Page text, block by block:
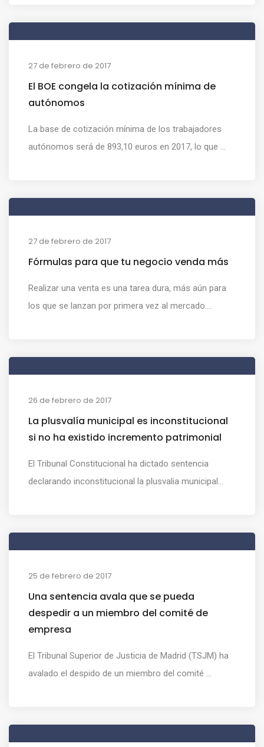
27 de febrero de 2017
El BOE congela la cotización mínima de
autónomos
La base de cotización mínima de los trabajadores
autónomos será de 893,10 euros en 2017, lo que ...
27 de febrero de 2017
Fórmulas para que tu negocio venda más
Realizar una venta es una tarea dura, más aún para
los que se lanzan por primera vez al mercado....
26 de febrero de 2017
La plusvalía municipal es inconstitucional
si no ha existido incremento patrimonial
El Tribunal Constitucional ha dictado sentencia
declarando inconstitucional la plusvalia municipal...
25 de febrero de 2017
Una sentencia avala que se pueda
despedir a un miembro del comité de
empresa
El Tribunal Superior de Justicia de Madrid (TSJM) ha
avalado el despido de un miembro del comité ...